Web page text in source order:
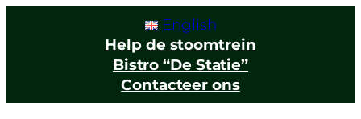
English
Help de stoomtrein
Bistro “De Statie”
Contacteer ons